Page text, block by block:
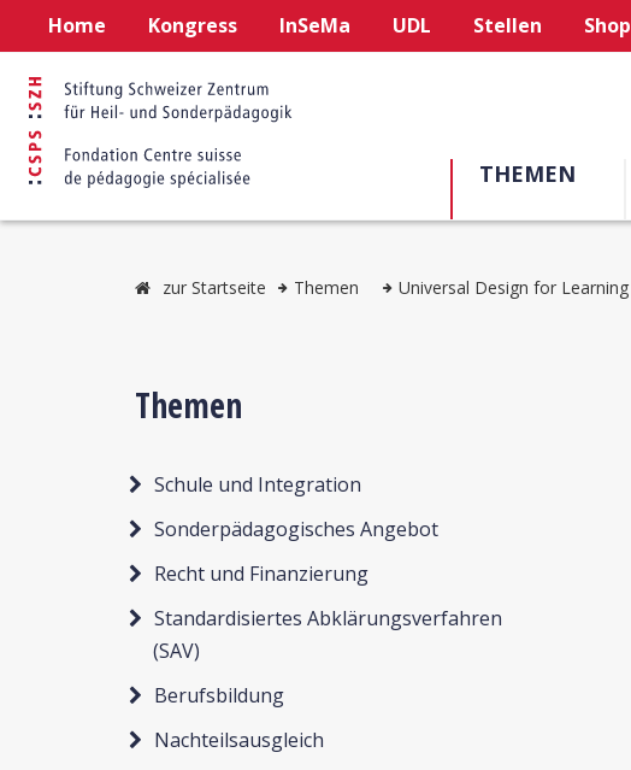
Home Kongress InSeMa UDL Stellen Shop
THEMEN
zur Startseite Themen Universal Design for Learning
Themen
Schule und Integration
Sonderpädagogisches Angebot
Recht und Finanzierung
Standardisiertes Abklärungsverfahren
(SAV)
Berufsbildung
Nachteilsausgleich